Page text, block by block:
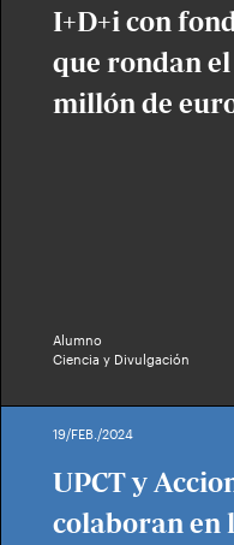
I+D+i con
que rondan
millón de
Alumno
Ciencia y Divulgación
19/FEB./2024
UPCT y
colaboran en